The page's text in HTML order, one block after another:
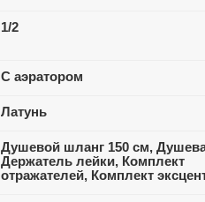
1/2
С аэратором
Латунь
Душевой шланг 150 см,
Держатель лейки, Комплект
отражателей, Комплект